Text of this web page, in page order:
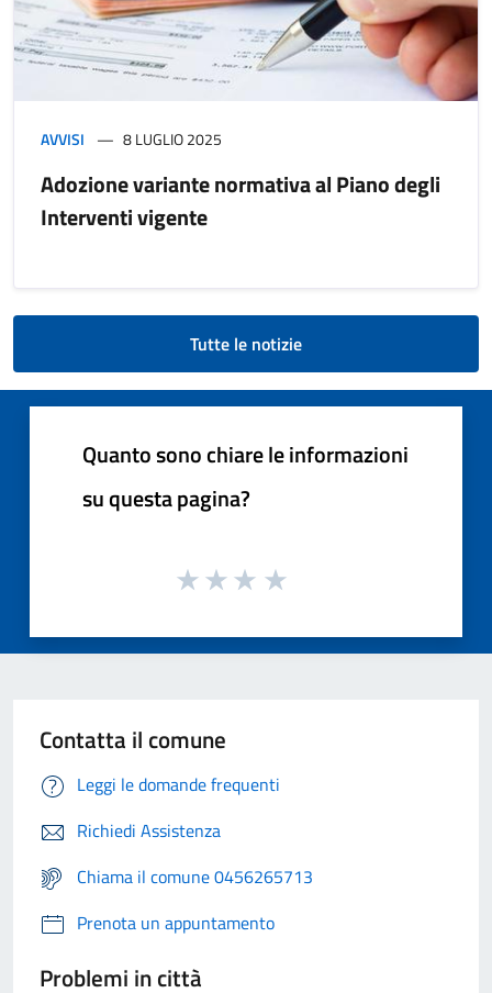
AVVISI 8 LUGLIO 2025
Adozione variante normativa al Piano degli
Interventi vigente
Tutte le notizie
Quanto sono chiare le informazioni
su questa pagina?
Contatta il comune
Leggi le domande frequenti
Richiedi Assistenza
Chiama il comune 0456265713
Prenota un appuntamento
Problemi in città